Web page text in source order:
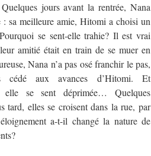
Quelques jours avant la rentrée, Nana
: sa meilleure amie, Hitomi a choisi un
se sent-elle trahie? Il est vrai
amitié était en train de se muer en
Nana n’a pas osé franchir le pas,
cédé aux avances d’Hitomi. Et
elle se sent déprimée… Quelques
tard, elles se croisent dans la rue, par
a-t-il changé la nature de